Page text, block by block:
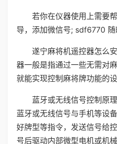
若你在仪器使用上需要
导，添加微信号; sdf6770 随
遂宁麻将机遥控器怎么
器一般是指通过一些无需对
就能实现控制麻将牌功能的设
蓝牙或无线信号控制原
蓝牙或无线信号与手机等设
好牌型等指令，发送信号给
号后驱动内部微型电机或机